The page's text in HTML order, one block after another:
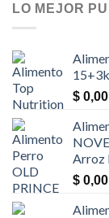
LO MEJOR
$ 0,00
Arroz
$ 0,00